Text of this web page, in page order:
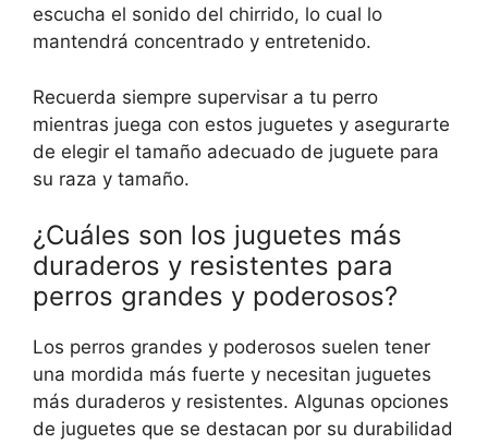
escucha el sonido del chirrido, lo cual lo
mantendrá concentrado y entretenido.
Recuerda siempre supervisar a tu perro
mientras juega con estos juguetes y asegurarte
de elegir el tamaño adecuado de juguete para
su raza y tamaño.
¿Cuáles son los juguetes más
duraderos y resistentes para
perros grandes y poderosos?
Los perros grandes y poderosos suelen tener
una mordida más fuerte y necesitan juguetes
más duraderos y resistentes. Algunas opciones
de juguetes que se destacan por su durabilidad